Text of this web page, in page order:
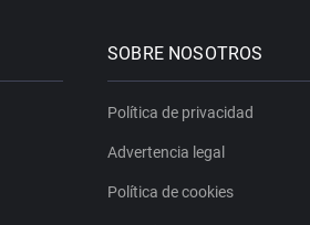
SOBRE NOSOTROS
Política de privacidad
Advertencia legal
Política de cookies